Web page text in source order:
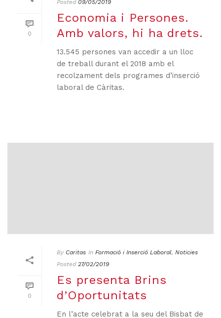
0
Posted 09/05/2019
Economia i Persones.
Amb valors, hi ha drets.
13.545 persones van accedir a un lloc
de treball durant el 2018 amb el
recolzament dels programes d’inserció
laboral de Càritas.
0
By Caritas In Formació i Inserció Laboral, Noticies
Posted 27/02/2019
Es presenta Brins
d’Oportunitats
En l’acte celebrat a la seu del Bisbat de